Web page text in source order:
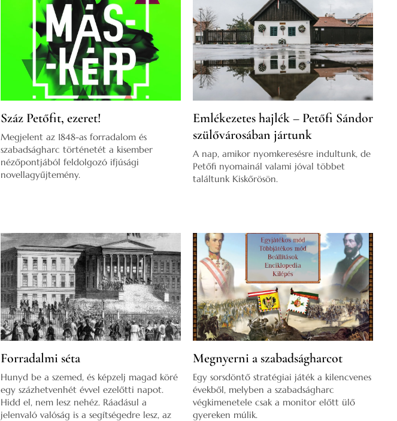
Száz Petőfit, ezeret!
Megjelent az 1848-as forradalom és
szabadságharc történetét a kisember
nézőpontjából feldolgozó ifjúsági
novellagyűjtemény.
Emlékezetes hajlék – Petőfi Sándor
szülővárosában jártunk
A nap, amikor nyomkeresésre indultunk, de
Petőfi nyomainál valami jóval többet
találtunk Kiskőrösön.
Forradalmi séta
Hunyd be a szemed, és képzelj magad köré
egy százhetvenhét évvel ezelőtti napot.
Hidd el, nem lesz nehéz. Ráadásul a
jelenvaló valóság is a segítségedre lesz, az
Megnyerni a szabadságharcot
Egy sorsdöntő stratégiai játék a kilencvenes
évekből, melyben a szabadságharc
végkimenetele csak a monitor előtt ülő
gyereken múlik.